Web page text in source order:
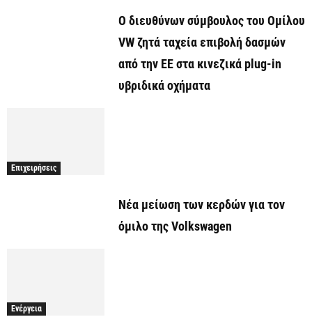
Ο διευθύνων σύμβουλος του Ομίλου
VW ζητά ταχεία επιβολή δασμών
από την ΕΕ στα κινεζικά plug-in
υβριδικά οχήματα
Επιχειρήσεις
Νέα μείωση των κερδών για τον
όμιλο της Volkswagen
Ενέργεια